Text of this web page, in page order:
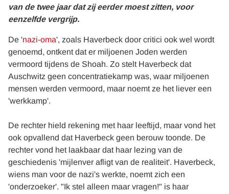
van de twee jaar dat zij eerder moest zitten, voor
eenzelfde vergrijp.
De 'nazi-oma', zoals Haverbeck door critici ook wel wordt
genoemd, ontkent dat er miljoenen Joden werden
vermoord tijdens de Shoah. Zo stelt Haverbeck dat
Auschwitz geen concentratiekamp was, waar miljoenen
mensen werden vermoord, maar noemt ze het liever een
'werkkamp'.
De rechter hield rekening met haar leeftijd, maar vond het
ook opvallend dat Haverbeck geen berouw toonde. De
rechter vond het laakbaar dat haar lezing van de
geschiedenis 'mijlenver afligt van de realiteit'. Haverbeck,
wiens man voor de nazi's werkte, noemt zich een
'onderzoeker'. "Ik stel alleen maar vragen!" is haar